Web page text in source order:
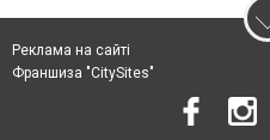
Реклама на сайті
Франшиза "CitySites"